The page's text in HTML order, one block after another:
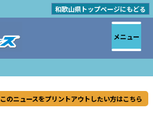
和歌山県トップページにもどる
このニュースをプリントアウトしたい方はこちら
メニュー